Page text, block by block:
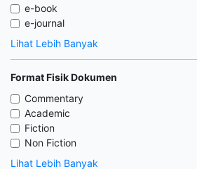
e-book
e-journal
Lihat Lebih Banyak
Format Fisik Dokumen
Commentary
Academic
Fiction
Non Fiction
Lihat Lebih Banyak